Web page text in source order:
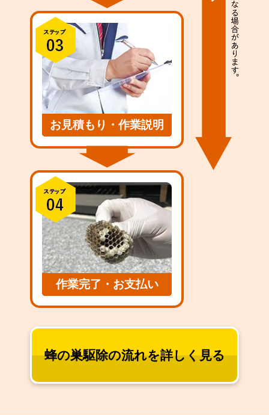
お見積もり・作業説明
作業完了・お支払い
蜂の巣駆除の流れを詳しく見る